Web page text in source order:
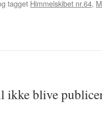
tagget Himmelskibet nr.64,
ikke blive